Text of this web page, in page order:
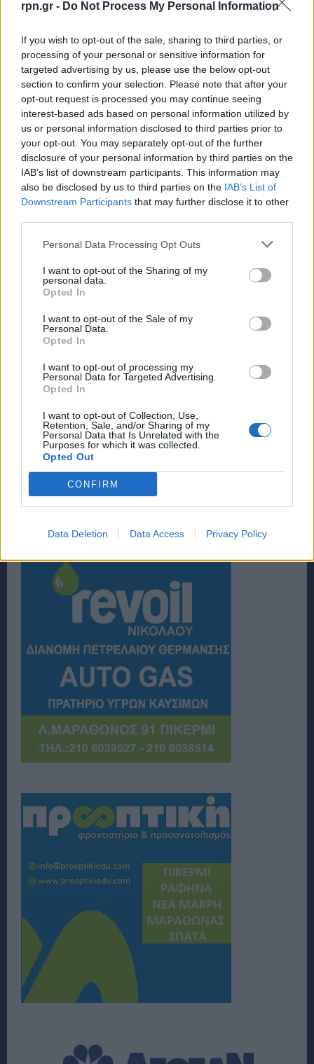
rpn.gr - Do Not Process My Personal Information
If you wish to opt-out of the sale, sharing to third parties, or
processing of your personal or sensitive information for
targeted advertising by us, please use the below opt-out
section to confirm your selection. Please note that after your
opt-out request is processed you may continue seeing
interest-based ads based on personal information utilized by
us or personal information disclosed to third parties prior to
your opt-out. You may separately opt-out of the further
disclosure of your personal information by third parties on the
IAB’s list of downstream participants. This information may
also be disclosed by us to third parties on the IAB’s List of
Downstream Participants that may further disclose it to other
Personal Data Processing Opt Outs
I want to opt-out of the Sharing of my
personal data.
Opted In
I want to opt-out of the Sale of my
Personal Data.
Opted In
I want to opt-out of processing my
Personal Data for Targeted Advertising.
Opted In
I want to opt-out of Collection, Use,
Retention, Sale, and/or Sharing of my
Personal Data that Is Unrelated with the
Purposes for which it was collected.
Opted Out
CONFIRM
Data Deletion Data Access Privacy Policy